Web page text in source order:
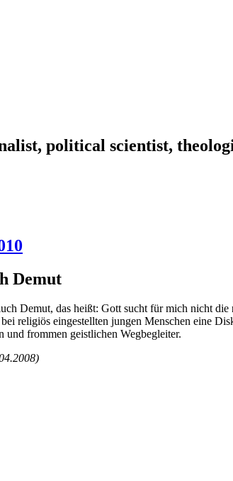
political scientist,
Demut
Demut, das heißt: Gott sucht für mich nicht
religiös eingestellten jungen Menschen eine
frommen geistlichen Wegbegleiter.